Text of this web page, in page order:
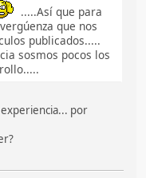
.....Así que para
que nos
publicados.....
sosmos pocos los
por